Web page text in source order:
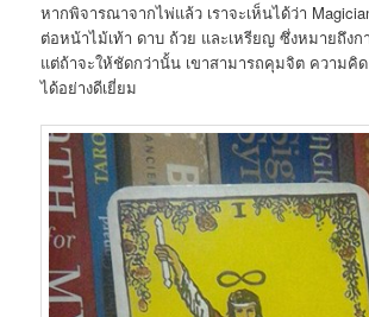
หากพิจารณาจากไพ่แล้ว เราจะเห็นได้ว่า
ต่อหน้าไม้เท้า ดาบ ถ้วย และเหรียญ ซึ่งหมายถึง
แต่ถ้าจะให้ชัดกว่านั้น เขาสามารถคุมจิต ความคิ
ได้อย่างดีเยี่ยม